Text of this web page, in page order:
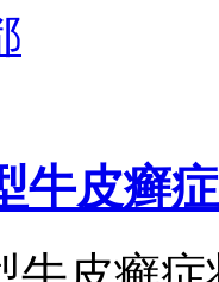
牛皮癣症